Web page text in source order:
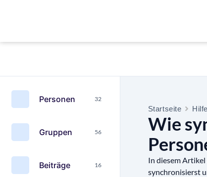
Personen 32
Gruppen 56
Beiträge 16
Startseite
Wie
In diesem
synchronisierst